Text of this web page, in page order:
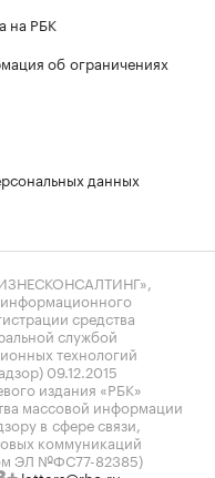
на РБК
об ограничениях
данных
средства
службой
технологий
09.12.2015
издания «РБК»
массовой информации
в сфере связи,
коммуникаций
ЭЛ №ФС77-82385)